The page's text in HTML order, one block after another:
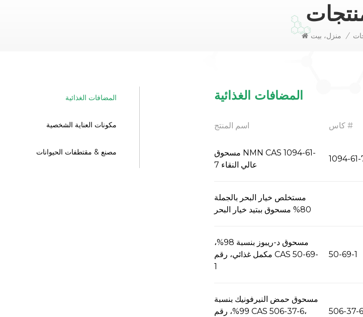
منزل، بيت /
المضافات الغذائية
مكونات العناية الشخصية
مصنع & مقتطفات الحيوانات
المضافات الغذائية
اسم المنتج كاس #
مسحوق NMN CAS 1094-61-
7 عالي النقاء
1094-61-
مستخلص خيار البحر بالجملة
80% مسحوق ببتيد خيار البحر
مسحوق د-ريبوز بنسبة 98%،
مكمل غذائي، رقم CAS 50-69-
1
50-69-1
مسحوق حمض النيرفونيك بنسبة
99%، رقم CAS 506-37-6،
506-37-6